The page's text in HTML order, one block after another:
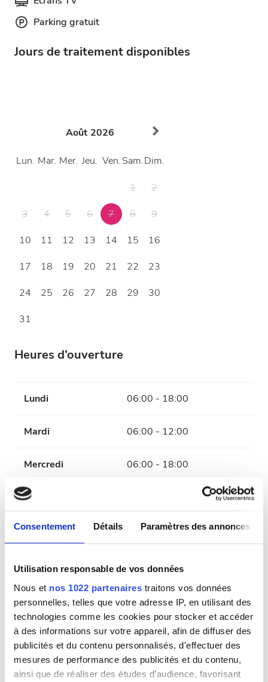
Consentement Détails Paramètres des annonces
Utilisation responsable de vos données
Nous et nos 1022 partenaires traitons vos données
personnelles, telles que votre adresse IP, en utilisant des
technologies comme les cookies pour stocker et accéder
à des informations sur votre appareil, afin de diffuser des
publicités et du contenu personnalisés, d'effectuer des
mesures de performance des publicités et du contenu,
ainsi que de réaliser des études d’audience, favorisant
Parking gratuit
Jours de traitement disponibles
Août 2026
Lun. Mar. Mer. Jeu. Ven.Sam.Dim.
1
2
3
4 5 6 7 8
9
10
11 12 13 14 15
16
17
18 19 20 21 22
23
24
25 26 27 28 29
30
31
Heures d’ouverture
Lundi 06:00 - 18:00
Mardi 06:00 - 12:00
Mercredi 06:00 - 18:00
Jeudi
Vendredi 06:00 - 18:00
Samedi 06:00 - 12:00
Dimanche Fermé
Personnel